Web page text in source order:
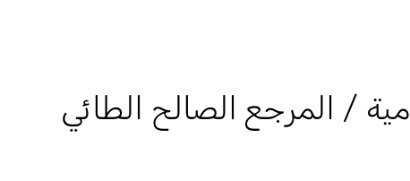
/ المرجع الصالح الطائي